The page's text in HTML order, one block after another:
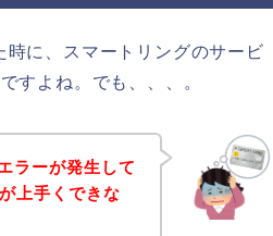
に、スマートリングのサービ
すよね。でも、、、。
ラーが発生して
上手くできな